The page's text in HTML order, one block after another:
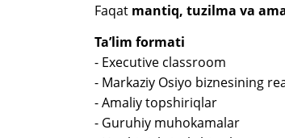
Faqat mantiq, tuzilma va
Ta’lim formati
- Executive classroom
- Markaziy Osiyo biznesining
- Amaliy topshiriqlar
- Guruhiy muhokamalar